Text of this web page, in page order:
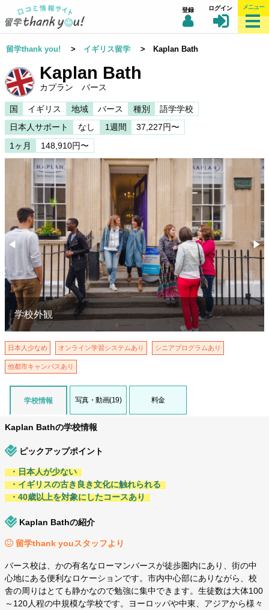
登録 ログイン メニュー
留学thank you! > イギリス留学 > Kaplan Bath
Kaplan Bath
カプラン バース
国 イギリス 地域 バース 種別
語学学校
日本人サポート
なし 1週間
37,227円〜
1ヶ月
148,910円〜
Previous
◀︎ ▶︎
学校外観
日本人少なめ オンライン学習システムあり シニアプログラムあり
他都市キャンパスあり
学校情報 写真・動画(19) 料金
Kaplan Bathの学校情報
ピックアップポイント
・日本人が少ない
・イギリスの古き良き文化に触れられる
・40歳以上を対象にしたコースあり
Kaplan Bathの紹介
留学thank youスタッフより
バース校は、かの有名なローマンバースが徒歩圏内にあり、街の中
心地にある便利なロケーションです。市内中心部にありながら、校
舎の周りはとても静かなので勉強に集中できます。生徒数は大体100
～120人程の中規模な学校です。ヨーロッパや中東、アジアから様々